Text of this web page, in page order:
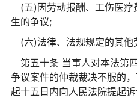
(五)因劳动报酬、工伤医
生的争议;
(六)法律、法规规定的其他
第五十条 当事人对本法第
争议案件的仲裁裁决不服的
起十五日内向人民法院提起